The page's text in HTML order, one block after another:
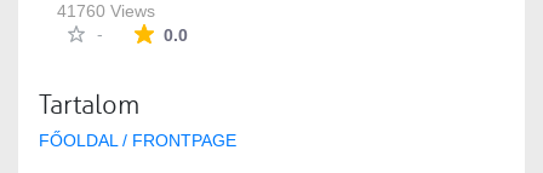
41760 Views
-
0.0The average rating is 0 stars out of 5.
Tartalom
FŐOLDAL / FRONTPAGE